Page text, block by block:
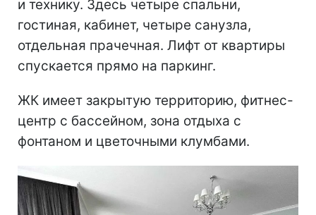
и технику. Здесь четыре спальни,
гостиная, кабинет, четыре санузла,
отдельная прачечная. Лифт от квартиры
спускается прямо на паркинг.
ЖК имеет закрытую территорию, фитнес-
центр с бассейном, зона отдыха с
фонтаном и цветочными клумбами.